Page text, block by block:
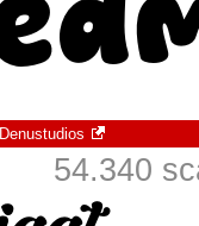
Denustudios
54.340